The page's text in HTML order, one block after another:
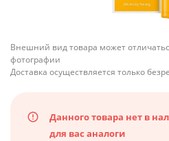
Внешний вид товара может
фотографии
Доставка осуществляется только
Данного товара нет в
для вас аналоги